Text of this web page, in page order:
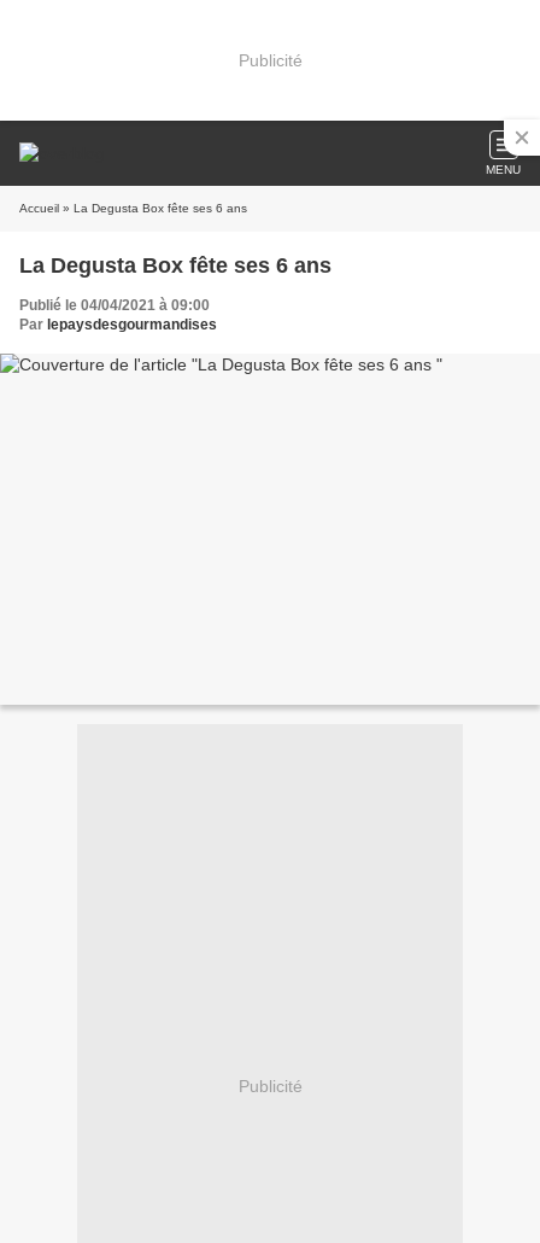
Publicité
MENU
Accueil » La Degusta Box fête ses 6 ans
La Degusta Box fête ses 6 ans
Publié le 04/04/2021 à 09:00
Par lepaysdesgourmandises
Publicité